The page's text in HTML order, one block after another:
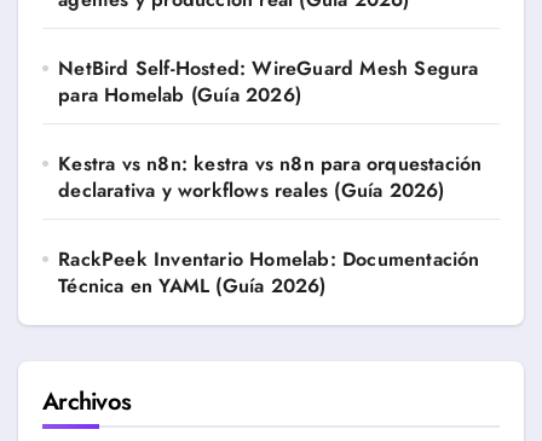
NetBird Self-Hosted: WireGuard Mesh Segura
para Homelab (Guía 2026)
Kestra vs n8n: kestra vs n8n para orquestación
declarativa y workflows reales (Guía 2026)
RackPeek Inventario Homelab: Documentación
Técnica en YAML (Guía 2026)
Archivos